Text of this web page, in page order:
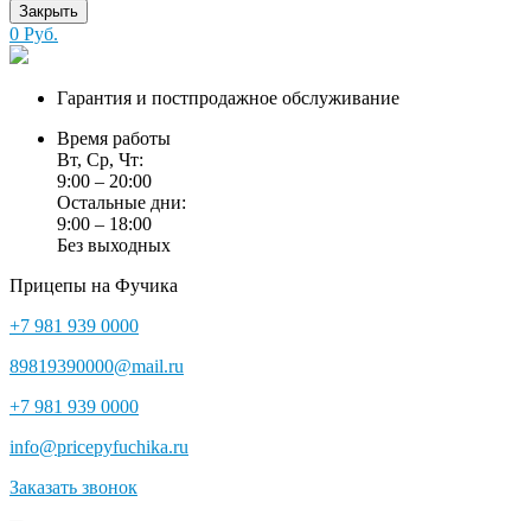
Закрыть
0 Руб.
Гарантия и постпродажное обслуживание
Время работы
Вт, Ср, Чт:
9:00 – 20:00
Остальные дни:
9:00 – 18:00
Без выходных
Прицепы на Фучика
+7 981 939 0000
89819390000@mail.ru
+7 981 939 0000
info@pricepyfuchika.ru
Заказать звонок